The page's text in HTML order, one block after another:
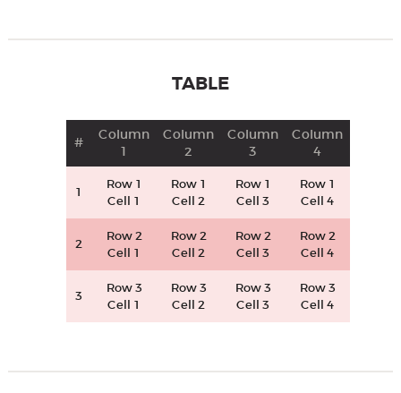
TABLE
#
Column
1
Column
2
Column
3
Column
4
1
Row 1
Cell 1
Row 1
Cell 2
Row 1
Cell 3
Row 1
Cell 4
2
Row 2
Cell 1
Row 2
Cell 2
Row 2
Cell 3
Row 2
Cell 4
3
Row 3
Cell 1
Row 3
Cell 2
Row 3
Cell 3
Row 3
Cell 4